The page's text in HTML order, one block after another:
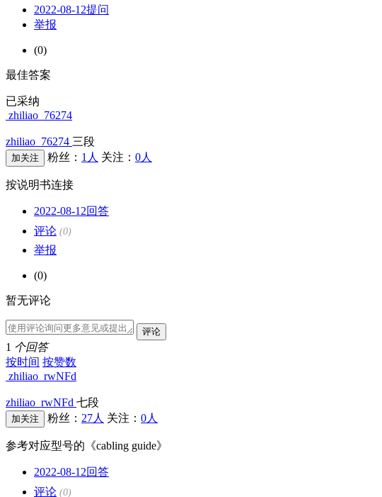
2022-08-12提问
举报
(0)
最佳答案
已采纳
zhiliao_76274
zhiliao_76274 三段
粉丝： 1人 关注： 0人
按说明书连接
2022-08-12回答
评论 (0)
举报
(0)
暂无评论
1 个回答
按时间 按赞数
zhiliao_rwNFd
zhiliao_rwNFd 七段
粉丝： 27人 关注： 0人
参考对应型号的《cabling guide》
2022-08-12回答
评论 (0)